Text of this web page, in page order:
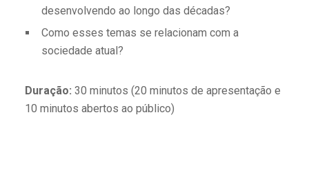
desenvolvendo ao longo das décadas?
Como esses temas se relacionam com a
sociedade atual?
Duração: 30 minutos (20 minutos de apresentação e
10 minutos abertos ao público)